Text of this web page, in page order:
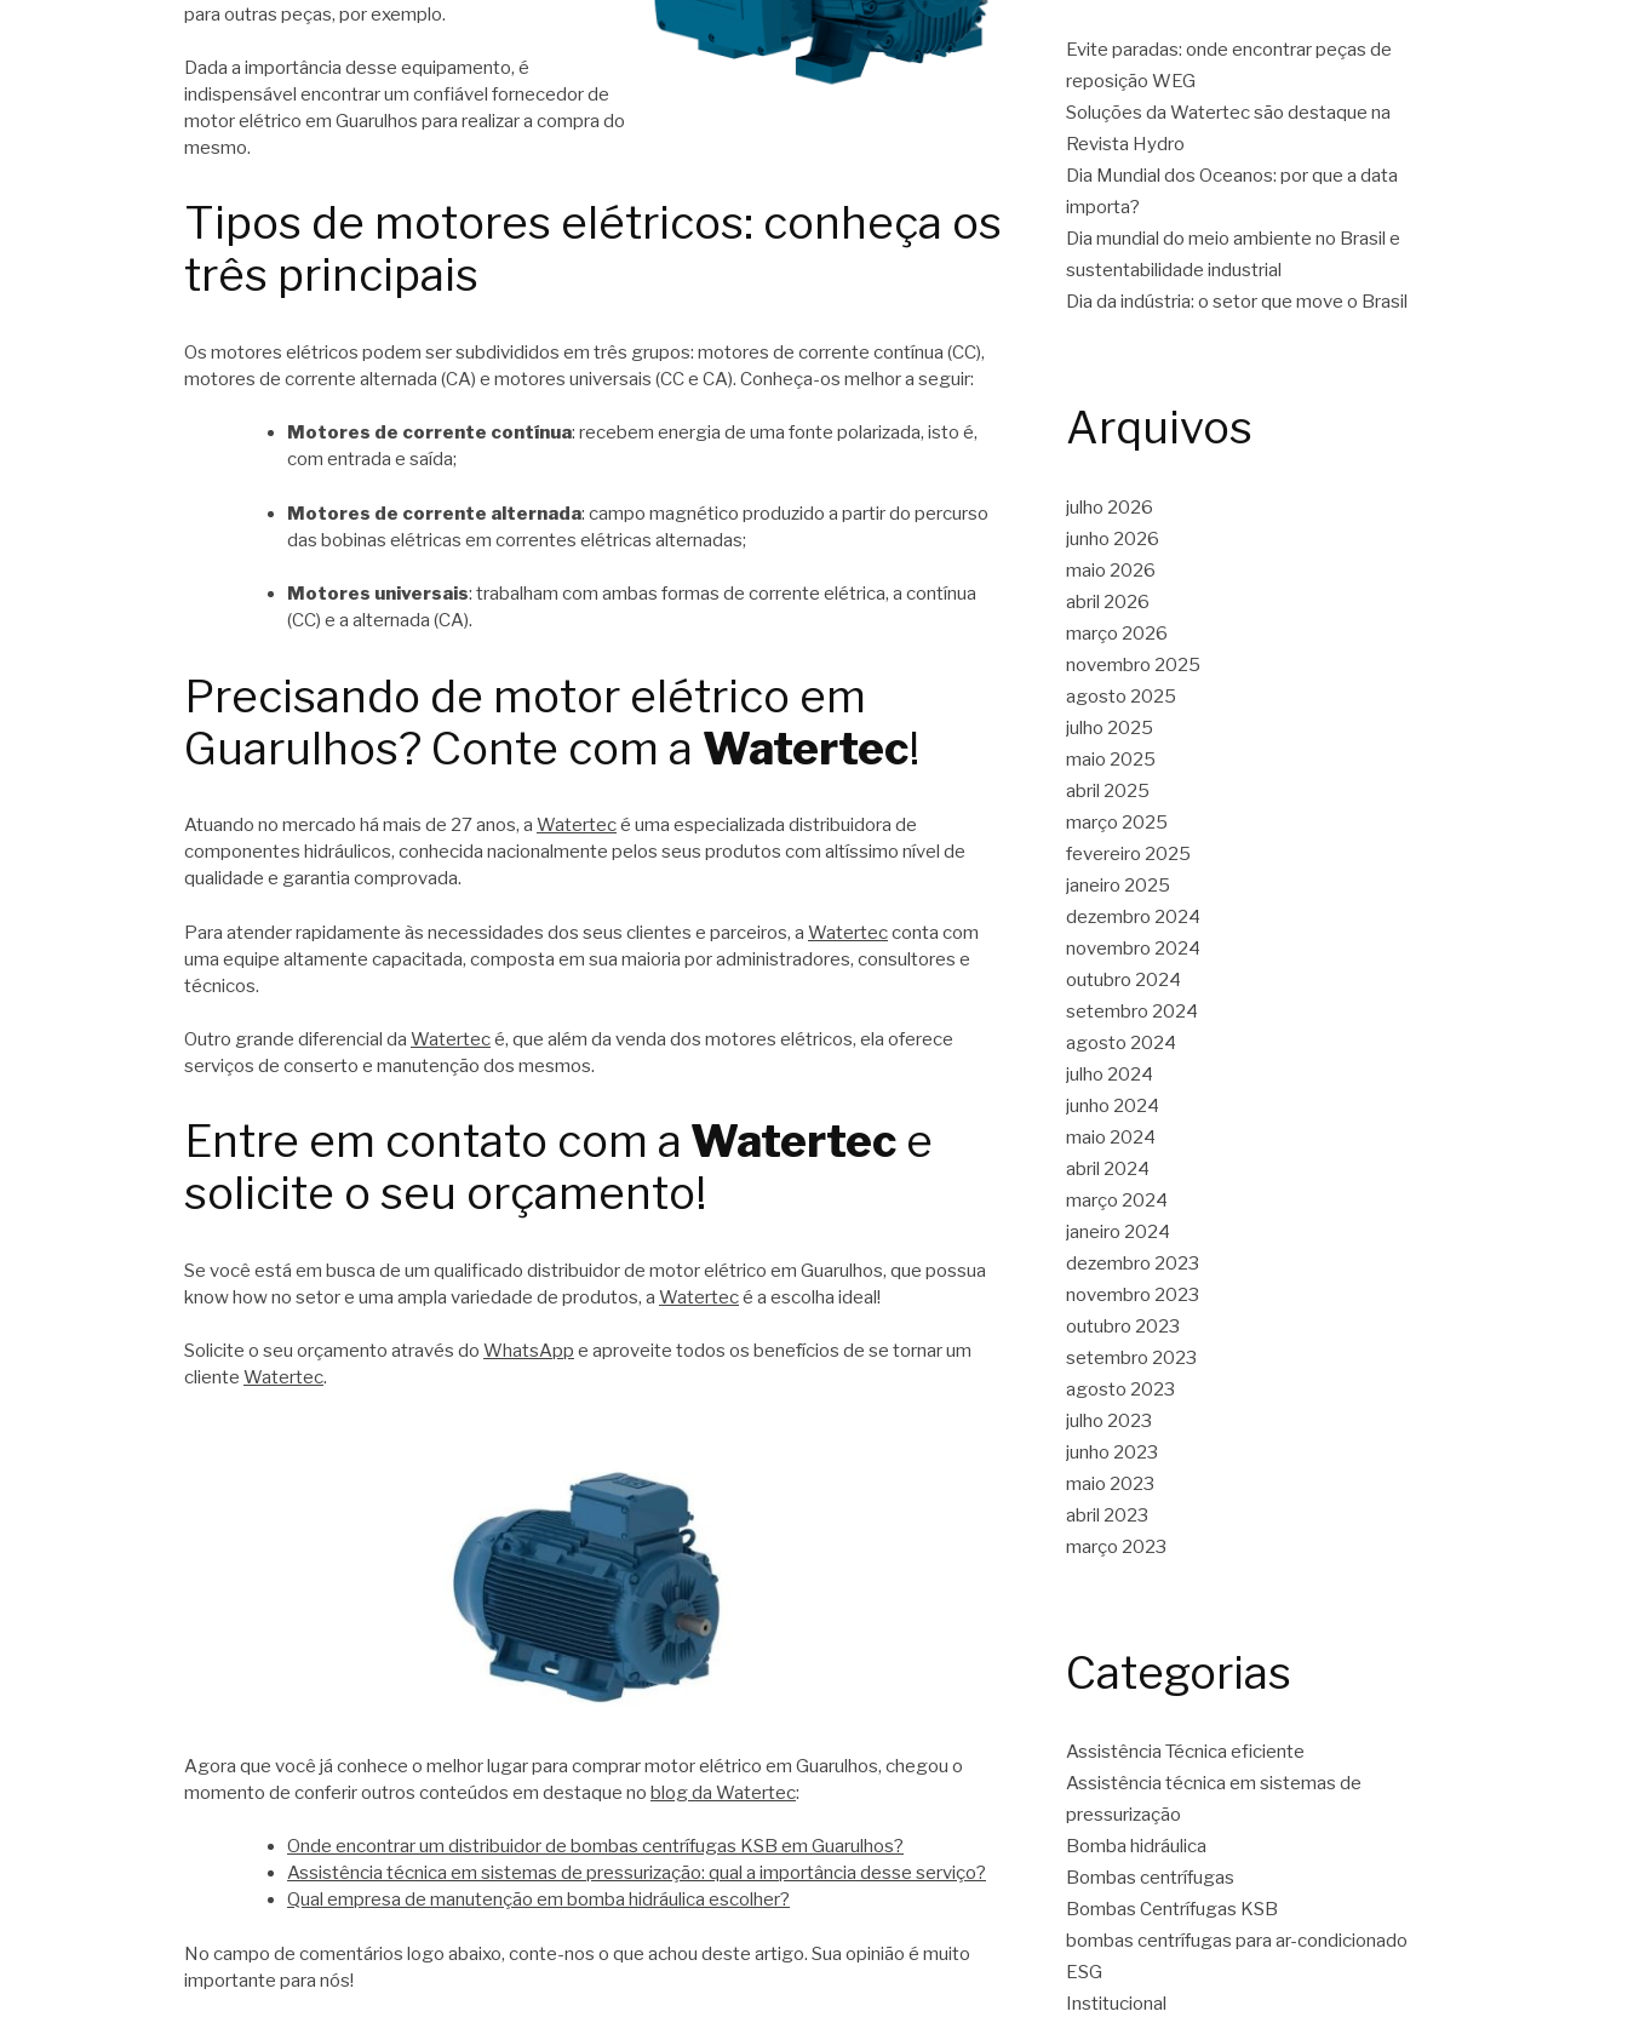
para outras peças, por exemplo.
Dada a importância desse equipamento, é
indispensável encontrar um confiável fornecedor de
motor elétrico em Guarulhos para realizar a compra do
mesmo.
Tipos de motores elétricos: conheça os
três principais
Os motores elétricos podem ser subdivididos em três grupos: motores de corrente contínua (CC),
motores de corrente alternada (CA) e motores universais (CC e CA). Conheça-os melhor a seguir:
Motores de corrente contínua: recebem energia de uma fonte polarizada, isto é,
com entrada e saída;
Motores de corrente alternada: campo magnético produzido a partir do percurso
das bobinas elétricas em correntes elétricas alternadas;
Motores universais: trabalham com ambas formas de corrente elétrica, a contínua
(CC) e a alternada (CA).
Precisando de motor elétrico em
Guarulhos? Conte com a Watertec!
Atuando no mercado há mais de 27 anos, a Watertecé uma especializada distribuidora de
componentes hidráulicos, conhecida nacionalmente pelos seus produtos com altíssimo nível de
qualidade e garantia comprovada.
Para atender rapidamente às necessidades dos seus clientes e parceiros, a Watertecconta com
uma equipe altamente capacitada, composta em sua maioria por administradores, consultores e
técnicos.
Outro grande diferencial da Watertecé, que além da venda dos motores elétricos, ela oferece
serviços de conserto e manutenção dos mesmos.
Entre em contato com a Watertec e
solicite o seu orçamento!
Se você está em busca de um qualificado distribuidor de motor elétrico em Guarulhos, que possua
know how no setor e uma ampla variedade de produtos, a Watertecé a escolha ideal!
Solicite o seu orçamento através do WhatsApp e aproveite todos os benefícios de se tornar um
cliente Watertec.
Agora que você já conhece o melhor lugar para comprar motor elétrico em Guarulhos, chegou o
momento de conferir outros conteúdos em destaque no blog da Watertec:
Onde encontrar um distribuidor de bombas centrífugas KSB em Guarulhos?
Assistência técnica em sistemas de pressurização: qual a importância desse serviço?
Qual empresa de manutenção em bomba hidráulica escolher?
No campo de comentários logo abaixo, conte-nos o que achou deste artigo. Sua opinião é muito
importante para nós!
Evite paradas: onde encontrar peças de
reposição WEG
Soluções da Watertec são destaque na
Revista Hydro
Dia Mundial dos Oceanos: por que a data
importa?
Dia mundial do meio ambiente no Brasil e
sustentabilidade industrial
Dia da indústria: o setor que move o Brasil
Arquivos
julho 2026
junho 2026
maio 2026
abril 2026
março 2026
novembro 2025
agosto 2025
julho 2025
maio 2025
abril 2025
março 2025
fevereiro 2025
janeiro 2025
dezembro 2024
novembro 2024
outubro 2024
setembro 2024
agosto 2024
julho 2024
junho 2024
maio 2024
abril 2024
março 2024
janeiro 2024
dezembro 2023
novembro 2023
outubro 2023
setembro 2023
agosto 2023
julho 2023
junho 2023
maio 2023
abril 2023
março 2023
Categorias
Assistência Técnica eficiente
Assistência técnica em sistemas de
pressurização
Bomba hidráulica
Bombas centrífugas
Bombas Centrífugas KSB
bombas centrífugas para ar-condicionado
ESG
Institucional